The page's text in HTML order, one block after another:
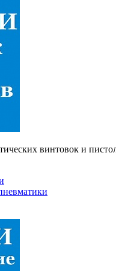
винтовок и